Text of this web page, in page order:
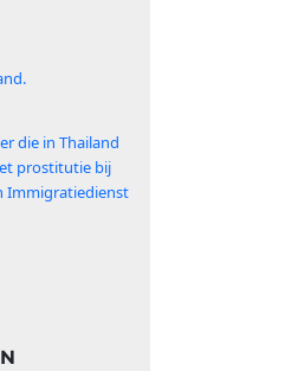
die in Thailand
prostitutie bij
Immigratiedienst